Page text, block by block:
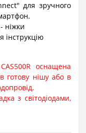
для зручного
ніжки
інструкцію
оснащена
готову нішу або в
з світодіодами,